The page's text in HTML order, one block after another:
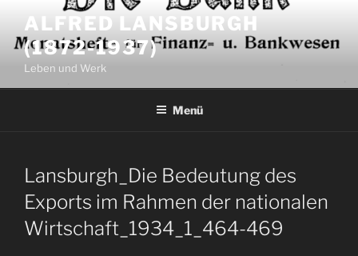
Inhalt
springen
ALFRED LANSBURGH
(1872-1937)
Leben und Werk
Menü
Lansburgh_Die Bedeutung des
Exports im Rahmen der nationalen
Wirtschaft_1934_1_464-469